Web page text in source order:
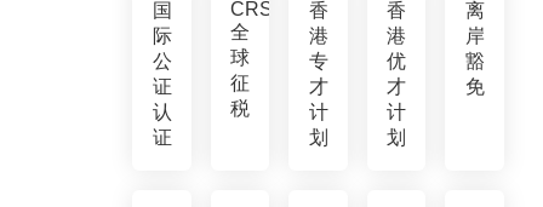
国
际
公
证
认
证
CRS
全
球
征
税
香
港
专
才
计
划
香
港
优
才
计
划
离
岸
豁
免